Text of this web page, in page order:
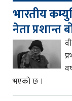
भारतीय
नेता प्रशान्त
भएको छ ।